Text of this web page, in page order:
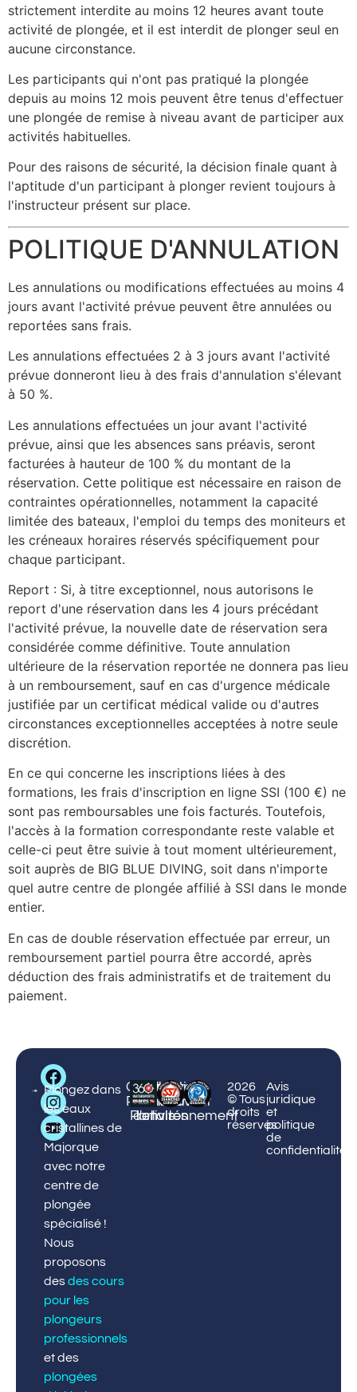
strictement interdite au moins 12 heures avant toute
activité de plongée, et il est interdit de plonger seul en
aucune circonstance.
Les participants qui n'ont pas pratiqué la plongée
depuis au moins 12 mois peuvent être tenus d'effectuer
une plongée de remise à niveau avant de participer aux
activités habituelles.
Pour des raisons de sécurité, la décision finale quant à
l'aptitude d'un participant à plonger revient toujours à
l'instructeur présent sur place.
POLITIQUE D'ANNULATION
Les annulations ou modifications effectuées au moins 4
jours avant l'activité prévue peuvent être annulées ou
reportées sans frais.
Les annulations effectuées 2 à 3 jours avant l'activité
prévue donneront lieu à des frais d'annulation s'élevant
à 50 %.
Les annulations effectuées un jour avant l'activité
prévue, ainsi que les absences sans préavis, seront
facturées à hauteur de 100 % du montant de la
réservation. Cette politique est nécessaire en raison de
contraintes opérationnelles, notamment la capacité
limitée des bateaux, l'emploi du temps des moniteurs et
les créneaux horaires réservés spécifiquement pour
chaque participant.
Report : Si, à titre exceptionnel, nous autorisons le
report d'une réservation dans les 4 jours précédant
l'activité prévue, la nouvelle date de réservation sera
considérée comme définitive. Toute annulation
ultérieure de la réservation reportée ne donnera pas lieu
à un remboursement, sauf en cas d'urgence médicale
justifiée par un certificat médical valide ou d'autres
circonstances exceptionnelles acceptées à notre seule
discrétion.
En ce qui concerne les inscriptions liées à des
formations, les frais d'inscription en ligne SSI (100 €) ne
sont pas remboursables une fois facturés. Toutefois,
l'accès à la formation correspondante reste valable et
celle-ci peut être suivie à tout moment ultérieurement,
soit auprès de BIG BLUE DIVING, soit dans n'importe
quel autre centre de plongée affilié à SSI dans le monde
entier.
En cas de double réservation effectuée par erreur, un
remboursement partiel pourra être accordé, après
déduction des frais administratifs et de traitement du
paiement.
Big
Blue
Diving
Plongez dans
les eaux
cristallines de
Majorque
avec notre
centre de
plongée
spécialisé !
Nous
proposons
desdes cours
pour les
plongeurs
professionnels
et des
plongées
Centre
Palmanova
Centre
Puerto
Portals
Cours
et
activités
Protection
de
l'environnement
¡Réservez
maintenant
!
2026
© Tous
droits
réservés
Avis
juridique
et
politique
de
confidentialité